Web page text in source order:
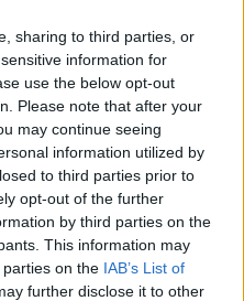
sharing to third parties, or
information for
use the below opt-out
Please note that after your
may continue seeing
information utilized by
to third parties prior to
opt-out of the further
by third parties on the
This information may
on the IAB’s List of
further disclose it to other
intensywny, kąpiel lub
, trwa to tak od
takiej sytuacji może
?
nastolatek
dniach. Prawidłowo